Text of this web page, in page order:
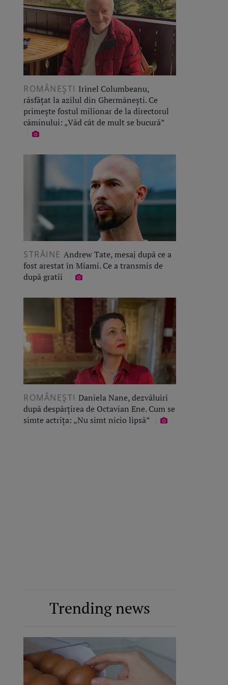
ROMÂNEŞTI Irinel Columbeanu,
răsfățat la azilul din Ghermănești. Ce
primește fostul milionar de la directorul
căminului: „Văd cât de mult se bucură”
STRĂINE Andrew Tate, mesaj după ce a
fost arestat în Miami. Ce a transmis de
după gratii
ROMÂNEŞTI Daniela Nane, dezvăluiri
după despărțirea de Octavian Ene. Cum se
simte actrița: „Nu simt nicio lipsă”
Trending news